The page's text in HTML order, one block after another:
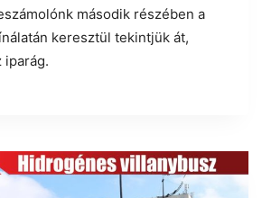
második részében a
keresztül tekintjük át,
iparág.